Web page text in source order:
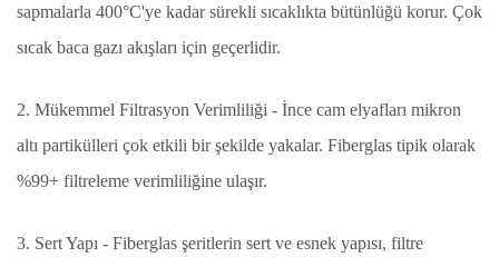
sapmalarla 400°C'ye kadar sürekli sıcaklıkta bütünlüğü korur. Çok
sıcak baca gazı akışları için geçerlidir.
2. Mükemmel Filtrasyon Verimliliği - İnce cam elyafları mikron
altı partikülleri çok etkili bir şekilde yakalar. Fiberglas tipik olarak
%99+ filtreleme verimliliğine ulaşır.
3. Sert Yapı - Fiberglas şeritlerin sert ve esnek yapısı, filtre